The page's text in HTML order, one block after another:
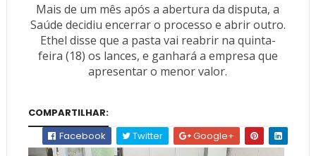
Mais de um mês após a abertura da disputa, a
Saúde decidiu encerrar o processo e abrir outro.
Ethel disse que a pasta vai reabrir na quinta-
feira (18) os lances, e ganhará a empresa que
apresentar o menor valor.
COMPARTILHAR:
Facebook
Twitter Google+